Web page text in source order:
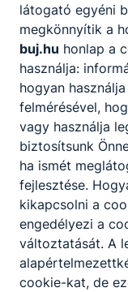
Megosztás
látogató egyéni
megkönnyítik a
buj.hu honlap a
használja:
hogyan
felmérésével,
vagy használja
biztosítsunk
ha ismét
fejlesztése.
kikapcsolni a
engedélyezi a
változtatását. A
cookie-kat, de